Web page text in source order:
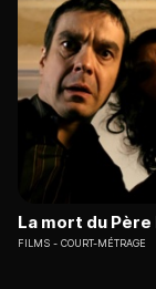
La mort du Père
FILMS COURT-MÉTRAGE